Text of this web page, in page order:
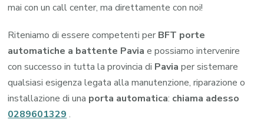
mai con un call center, ma direttamente con noi!
Riteniamo di essere competenti per BFT porte
automatiche a battente Pavia e possiamo intervenire
con successo in tutta la provincia di Paviaper sistemare
qualsiasi esigenza legata alla manutenzione, riparazione o
installazione di una porta automatica: chiama adesso
0289601329 .